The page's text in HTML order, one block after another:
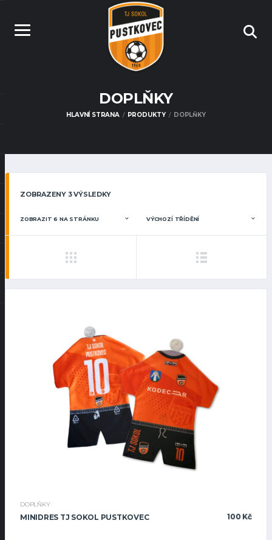
DOPLŇKY
HLAVNÍ STRANA PRODUKTY DOPLŇKY
ZOBRAZENY 3 VÝSLEDKY
DOPLŇKY
MINIDRES TJ SOKOL PUSTKOVEC 100 Kč